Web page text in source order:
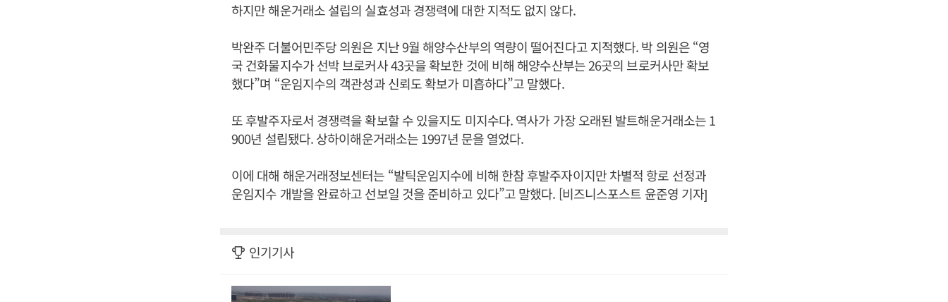
하지만 해운거래소 설립의 실효성과 경쟁력에 대한 지적도 없지 않다.
박완주 더불어민주당 의원은 지난 9월 해양수산부의 역량이 떨어진다고 지적했다. 박 의원은 “영
국 건화물지수가 선박 브로커사 43곳을 확보한 것에 비해 해양수산부는 26곳의 브로커사만 확보
했다”며 “운임지수의 객관성과 신뢰도 확보가 미흡하다”고 말했다.
또 후발주자로서 경쟁력을 확보할 수 있을지도 미지수다. 역사가 가장 오래된 발트해운거래소는 1
900년 설립됐다. 상하이해운거래소는 1997년 문을 열었다.
이에 대해 해운거래정보센터는 “발틱운임지수에 비해 한참 후발주자이지만 차별적 항로 선정과
운임지수 개발을 완료하고 선보일 것을 준비하고 있다”고 말했다. [비즈니스포스트 윤준영 기자]
인기기사